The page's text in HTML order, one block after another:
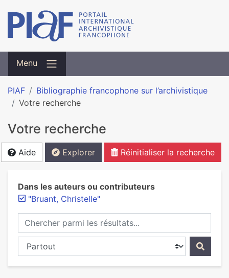
Menu
PIAF
Bibliographie francophone sur l’archivistique
Votre recherche
Votre recherche
Aide Explorer Réinitialiser la recherche
Dans les auteurs ou contributeurs
"Bruant, Christelle"
Chercher parmi les résultats...
Chercher dans...